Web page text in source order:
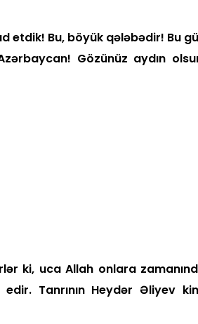
etdik! Bu, böyük qələbədir! Bu
Gözünüz aydın
ki, uca Allah onlara
Tanrının Heydər Əliyev